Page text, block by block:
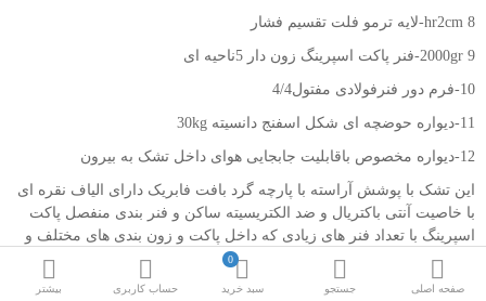
صفحه اصلی جستجو
0
سبد خرید حساب کاربری بیشتر
hr2cm 8-لایه ترمو فلت تقسیم فشار
2000gr 9-فنر پاکت اسپرینگ زون دار 5ناحیه ای
10-فرم دور فنرفولادی مفتول4/4
11-دیواره حوضچه ای شکل اسفنج دانسیته 30kg
12-دیواره مخصوص باقابلیت جابجایی هوای داخل تشک به بیرون
این تشک با پوشش آراسته با پارچه گرد بافت فابریک دارای الیاف نقره ای
با خاصیت آنتی باکتریال و ضد الکتریسیته ساکن و فنر بندی منفصل پاکت
اسپرینگ با تعداد فنر های زیادی که داخل پاکت و زون بندی های مختلف و
یک لایه 4 سانتی فوم لاتکس (فوم هوشمند با فناوری نانو) تمامی قوس
های ستون فقرات را پر کرده و فشاری را که طی روز بدن شما تحمل کرده